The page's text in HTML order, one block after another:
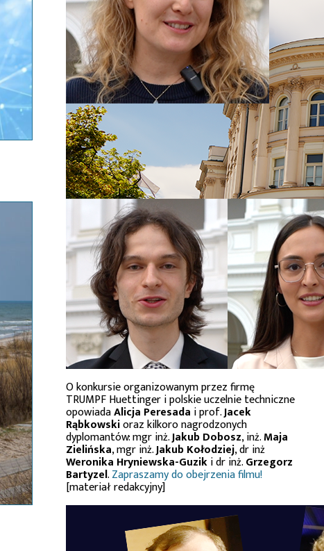
O konkursie organizowanym przez firmę
TRUMPF Huettinger i polskie uczelnie techniczne
opowiadaAlicja Peresada i prof.Jacek
Rąbkowskioraz kilkoro nagrodzonych
dyplomantów: mgr inż.Jakub Dobosz, inż.Maja
Zielińska, mgr inż.Jakub Kołodziej, dr inż
Weronika Hryniewska-Guziki dr inż.Grzegorz
Bartyzel.Zapraszamy do obejrzenia filmu!
[materiał redakcyjny]